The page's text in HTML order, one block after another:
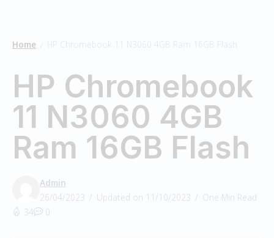
Home HP Chromebook 11 N3060 4GB Ram 16GB Flash
HP Chromebook
11 N3060 4GB
Ram 16GB Flash
Admin
26/04/2023
Updated on 11/10/2023
One Min Read
34
0